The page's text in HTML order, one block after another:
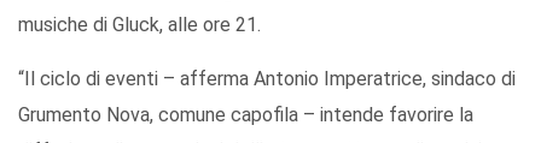
musiche di Gluck, alle ore 21.
“Il ciclo di eventi – afferma Antonio Imperatrice, sindaco di
Grumento Nova, comune capofila – intende favorire la